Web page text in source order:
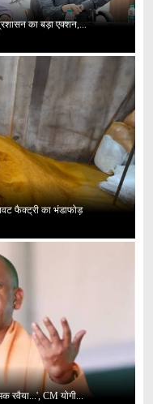
का बड़ा एक्शन,...
फैक्ट्री का भंडाफोड़
रवैया...', CM योगी...